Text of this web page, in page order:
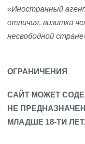
«Иностранный
отличия, визитка
несвободной
ОГРАНИЧЕНИЯ
САЙТ МОЖЕТ
НЕ
МЛАДШЕ 18-ТИ ЛЕТ.